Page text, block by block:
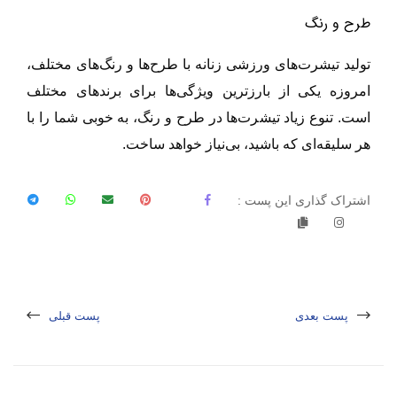
طرح و رنگ
تولید تیشرت‌های ورزشی زنانه با طرح‌ها و رنگ‌های مختلف،
امروزه یکی از بارز‌ترین ویژگی‌ها برای برند‌های مختلف
است. تنوع زیاد تیشرت‌ها در طرح و رنگ، به خوبی شما را با
هر سلیقه‌ای که باشید، بی‌نیاز خواهد ساخت.
اشتراک گذاری این پست :
پست قبلی پست بعدی